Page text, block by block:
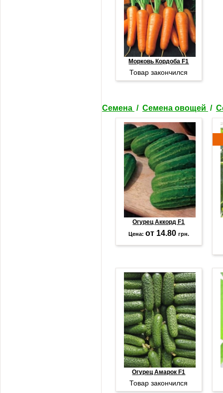
Морковь Кордоба F1
Товар закончился
Семена / Семена овощей /
Огурец Аккорд F1
Цена: от 14.80 грн.
Огурец Амарок F1
Товар закончился